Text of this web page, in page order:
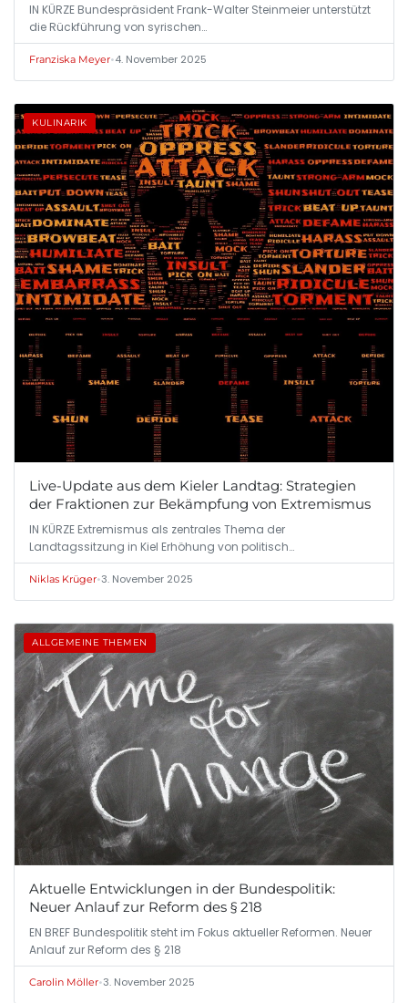
IN KÜRZE Bundespräsident Frank-Walter Steinmeier unterstützt
die Rückführung von syrischen…
Franziska Meyer•4. November 2025
KULINARIK
Live-Update aus dem Kieler Landtag: Strategien
der Fraktionen zur Bekämpfung von Extremismus
IN KÜRZE Extremismus als zentrales Thema der
Landtagssitzung in Kiel Erhöhung von politisch…
Niklas Krüger•3. November 2025
ALLGEMEINE THEMEN
Aktuelle Entwicklungen in der Bundespolitik:
Neuer Anlauf zur Reform des § 218
EN BREF Bundespolitik steht im Fokus aktueller Reformen. Neuer
Anlauf zur Reform des § 218
Carolin Möller•3. November 2025